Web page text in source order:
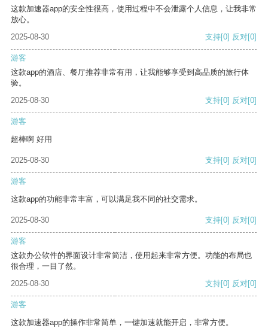
这款加速器app的安全性很高，使用过程中不会泄露个人信息，让我非常
放心。
2025-08-30
支持[0] 反对[0]
游客
这款app的酒店、餐厅推荐非常有用，让我能够享受到高品质的旅行体
验。
2025-08-30
支持[0] 反对[0]
游客
超棒啊 好用
2025-08-30 支持[0] 反对[0]
游客
这款app的功能非常丰富，可以满足我不同的社交需求。
2025-08-30 支持[0] 反对[0]
游客
这款办公软件的界面设计非常简洁，使用起来非常方便。功能的布局也
很合理，一目了然。
2025-08-30
支持[0] 反对[0]
游客
这款加速器app的操作非常简单，一键加速就能开启，非常方便。